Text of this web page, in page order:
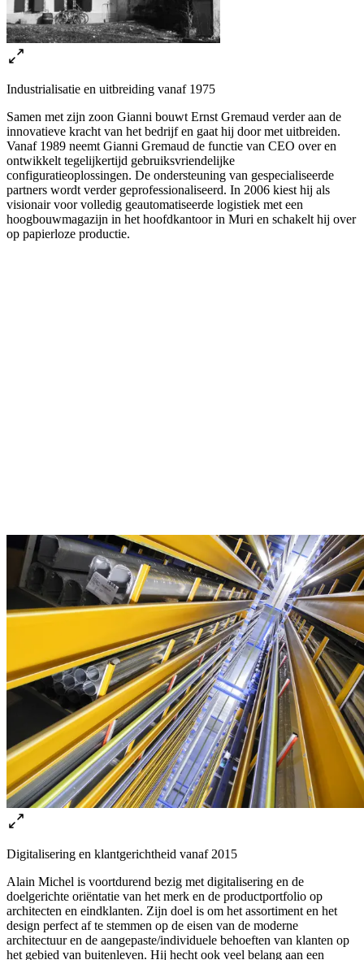
Industrialisatie en uitbreiding vanaf 1975
Samen met zijn zoon Gianni bouwt Ernst Gremaud verder aan de
innovatieve kracht van het bedrijf en gaat hij door met uitbreiden.
Vanaf 1989 neemt Gianni Gremaud de functie van CEO over en
ontwikkelt tegelijkertijd gebruiksvriendelijke
configuratieoplossingen. De ondersteuning van gespecialiseerde
partners wordt verder geprofessionaliseerd. In 2006 kiest hij als
visionair voor volledig geautomatiseerde logistiek met een
hoogbouwmagazijn in het hoofdkantoor in Muri en schakelt hij over
op papierloze productie.
Digitalisering en klantgerichtheid vanaf 2015
Alain Michel is voortdurend bezig met digitalisering en de
doelgerichte oriëntatie van het merk en de productportfolio op
architecten en eindklanten. Zijn doel is om het assortiment en het
design perfect af te stemmen op de eisen van de moderne
architectuur en de aangepaste/individuele behoeften van klanten op
het gebied van buitenleven. Hij hecht ook veel belang aan een